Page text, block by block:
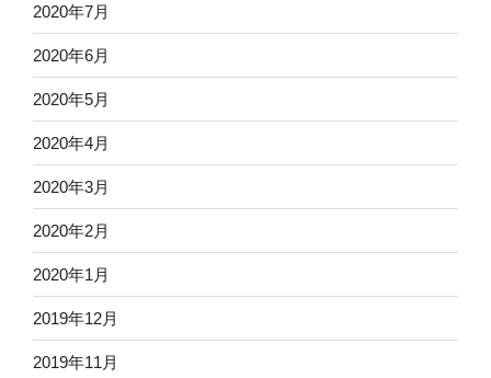
2020年7月
2020年6月
2020年5月
2020年4月
2020年3月
2020年2月
2020年1月
2019年12月
2019年11月